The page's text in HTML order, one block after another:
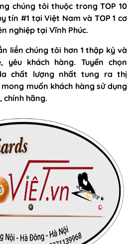
chúng tôi thuộc trong TOP 10
tín #1 tại Việt Nam và TOP 1 cơ
nghiệp tại Vĩnh Phúc.
liền chúng tôi hơn 1 thập kỷ và
yêu khách hàng. Tuyển chọn
chất lượng nhất tung ra thị
muốn khách hàng sử dụng
chính hãng.